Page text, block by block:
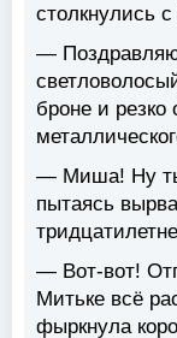
столкнулись
—
броне и резко
— Миша! Ну ты
пытаясь
— Вот-вот!
Митьке всё
фыркнула